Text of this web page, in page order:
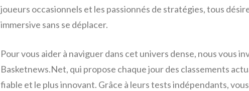
joueurs occasionnels et les passionnés de stratégies, tous
immersive sans se déplacer.
Pour vous aider à naviguer dans cet univers dense, nous vous
Basketnews.Net, qui propose chaque jour des classements
fiable et le plus innovant. Grâce à leurs tests indépendants,